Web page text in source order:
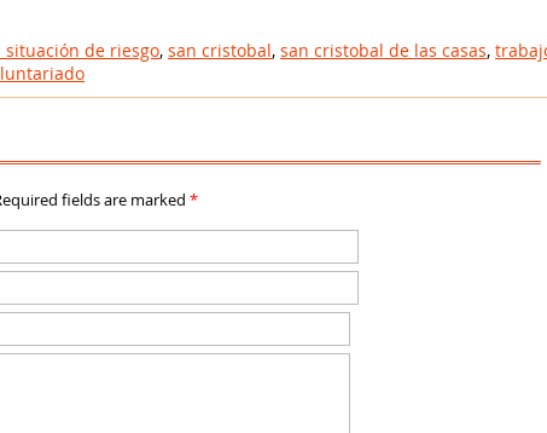
situación de riesgo, san cristobal, san cristobal de las casas,
fields are marked *